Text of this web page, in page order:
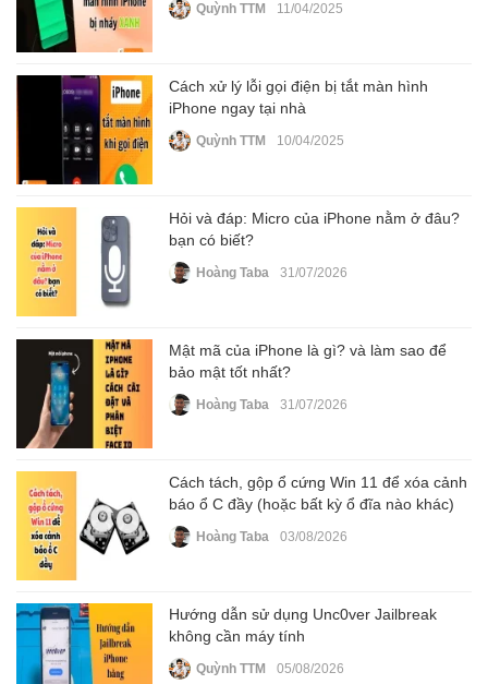
Quỳnh TTM 11/04/2025
Cách xử lý lỗi gọi điện bị tắt màn hình
iPhone ngay tại nhà
Quỳnh TTM 10/04/2025
Hỏi và đáp: Micro của iPhone nằm ở đâu?
bạn có biết?
Hoàng Taba 31/07/2026
Mật mã của iPhone là gì? và làm sao để
bảo mật tốt nhất?
Hoàng Taba 31/07/2026
Cách tách, gộp ổ cứng Win 11 để xóa cảnh
báo ổ C đầy (hoặc bất kỳ ổ đĩa nào khác)
Hoàng Taba 03/08/2026
Hướng dẫn sử dụng Unc0ver Jailbreak
không cần máy tính
Quỳnh TTM 05/08/2026